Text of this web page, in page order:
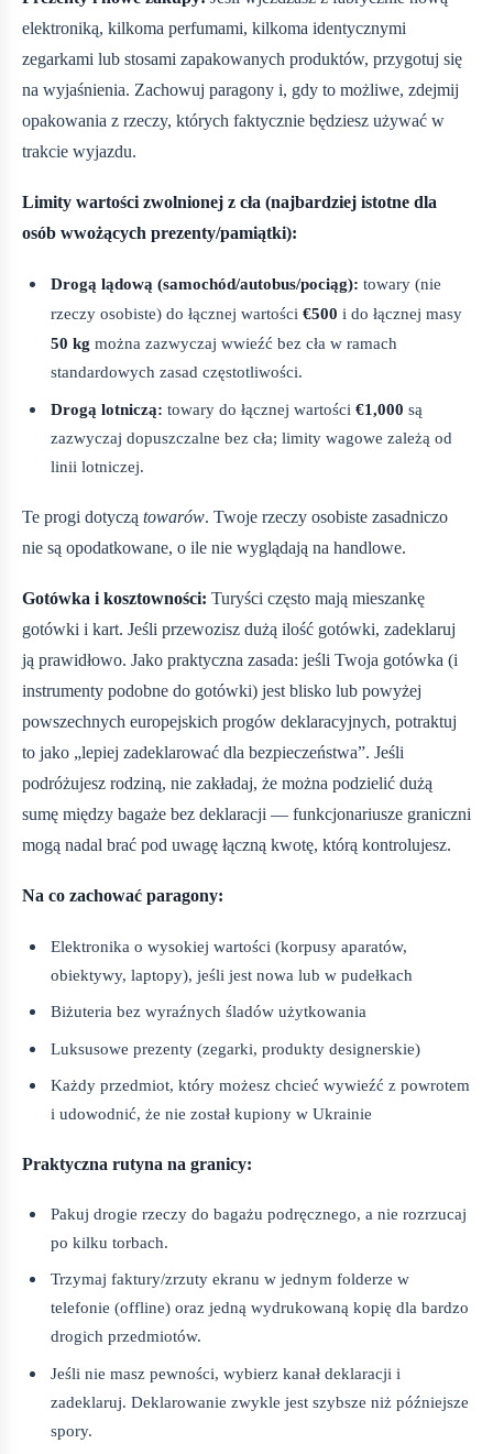
elektroniką, kilkoma perfumami, kilkoma identycznymi
zegarkami lub stosami zapakowanych produktów, przygotuj się
na wyjaśnienia. Zachowuj paragony i, gdy to możliwe, zdejmij
opakowania z rzeczy, których faktycznie będziesz używać w
trakcie wyjazdu.
Limity wartości zwolnionej z cła (najbardziej istotne dla
osób wwożących prezenty/pamiątki):
Drogą lądową (samochód/autobus/pociąg): towary (nie
rzeczy osobiste) do łącznej wartości€500 i do łącznej masy
50 kg można zazwyczaj wwieźć bez cła w ramach
standardowych zasad częstotliwości.
Drogą lotniczą: towary do łącznej wartości€1,000 są
zazwyczaj dopuszczalne bez cła; limity wagowe zależą od
linii lotniczej.
Te progi dotyczą towarów. Twoje rzeczy osobiste zasadniczo
nie są opodatkowane, o ile nie wyglądają na handlowe.
Gotówka i kosztowności: Turyści często mają mieszankę
gotówki i kart. Jeśli przewozisz dużą ilość gotówki, zadeklaruj
ją prawidłowo. Jako praktyczna zasada: jeśli Twoja gotówka (i
instrumenty podobne do gotówki) jest blisko lub powyżej
powszechnych europejskich progów deklaracyjnych, potraktuj
to jako „lepiej zadeklarować dla bezpieczeństwa”. Jeśli
podróżujesz rodziną, nie zakładaj, że można podzielić dużą
sumę między bagaże bez deklaracji — funkcjonariusze graniczni
mogą nadal brać pod uwagę łączną kwotę, którą kontrolujesz.
Na co zachować paragony:
Elektronika o wysokiej wartości (korpusy aparatów,
obiektywy, laptopy), jeśli jest nowa lub w pudełkach
Biżuteria bez wyraźnych śladów użytkowania
Luksusowe prezenty (zegarki, produkty designerskie)
Każdy przedmiot, który możesz chcieć wywieźć z powrotem
i udowodnić, że nie został kupiony w Ukrainie
Praktyczna rutyna na granicy:
Pakuj drogie rzeczy do bagażu podręcznego, a nie rozrzucaj
po kilku torbach.
Trzymaj faktury/zrzuty ekranu w jednym folderze w
telefonie (offline) oraz jedną wydrukowaną kopię dla bardzo
drogich przedmiotów.
Jeśli nie masz pewności, wybierz kanał deklaracji i
zadeklaruj. Deklarowanie zwykle jest szybsze niż późniejsze
spory.